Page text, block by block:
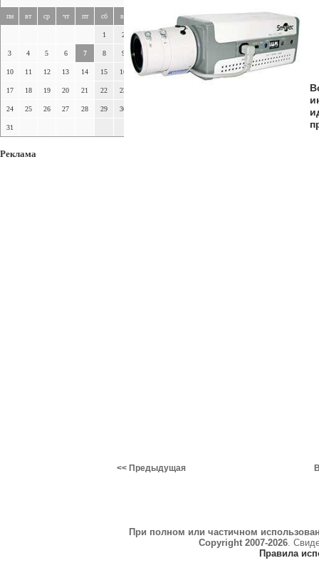
пн вт ср чт пт сб вс
1 2
3 4 5 6 7 8 9
10 11 12 13 14 15 16
17 18 19 20 21 22 23
24 25 26 27 28 29 30
31
Реклама
<< Предыдущая
При полном или частичном
Copyright 2007-2026.
Правила